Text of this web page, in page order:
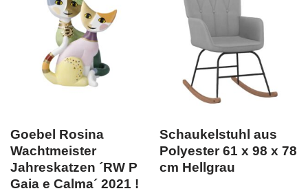
Goebel Rosina
Wachtmeister
Jahreskatzen ´RW P
Gaia e Calma´ 2021 !
Schaukelstuhl aus
Polyester 61 x 98 x 78
cm Hellgrau